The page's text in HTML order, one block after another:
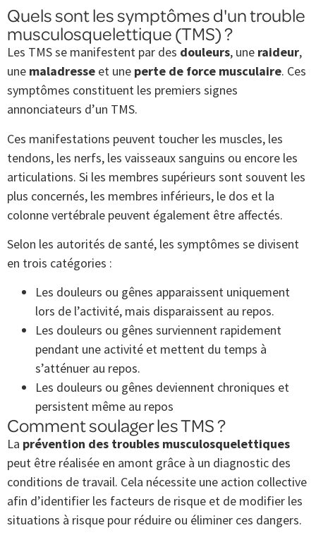
Quels sont les symptômes d'un trouble
musculosquelettique (TMS) ?
Les TMS se manifestent par des douleurs, une raideur,
une maladresse et une perte de force musculaire. Ces
symptômes constituent les premiers signes
annonciateurs d’un TMS.
Ces manifestations peuvent toucher les muscles, les
tendons, les nerfs, les vaisseaux sanguins ou encore les
articulations. Si les membres supérieurs sont souvent les
plus concernés, les membres inférieurs, le dos et la
colonne vertébrale peuvent également être affectés.
Selon les autorités de santé, les symptômes se divisent
en trois catégories :
Les douleurs ou gênes apparaissent uniquement
lors de l’activité, mais disparaissent au repos.
Les douleurs ou gênes surviennent rapidement
pendant une activité et mettent du temps à
s’atténuer au repos.
Les douleurs ou gênes deviennent chroniques et
persistent même au repos
Comment soulager les TMS ?
La prévention des troubles musculosquelettiques
peut être réalisée en amont grâce à un diagnostic des
conditions de travail. Cela nécessite une action collective
afin d’identifier les facteurs de risque et de modifier les
situations à risque pour réduire ou éliminer ces dangers.